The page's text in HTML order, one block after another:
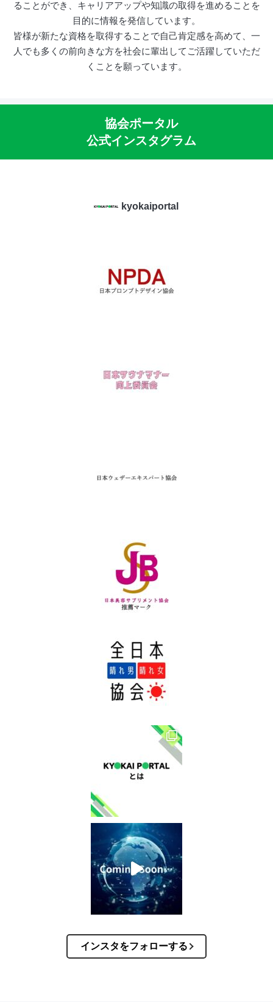
ることができ、キャリアアップや知識の取得を進めることを
目的に情報を発信しています。
皆様が新たな資格を取得することで自己肯定感を高めて、一
人でも多くの前向きな方を社会に輩出してご活躍していただ
くことを願っています。
協会ポータル
公式インスタグラム
kyokaiportal
インスタをフォローする